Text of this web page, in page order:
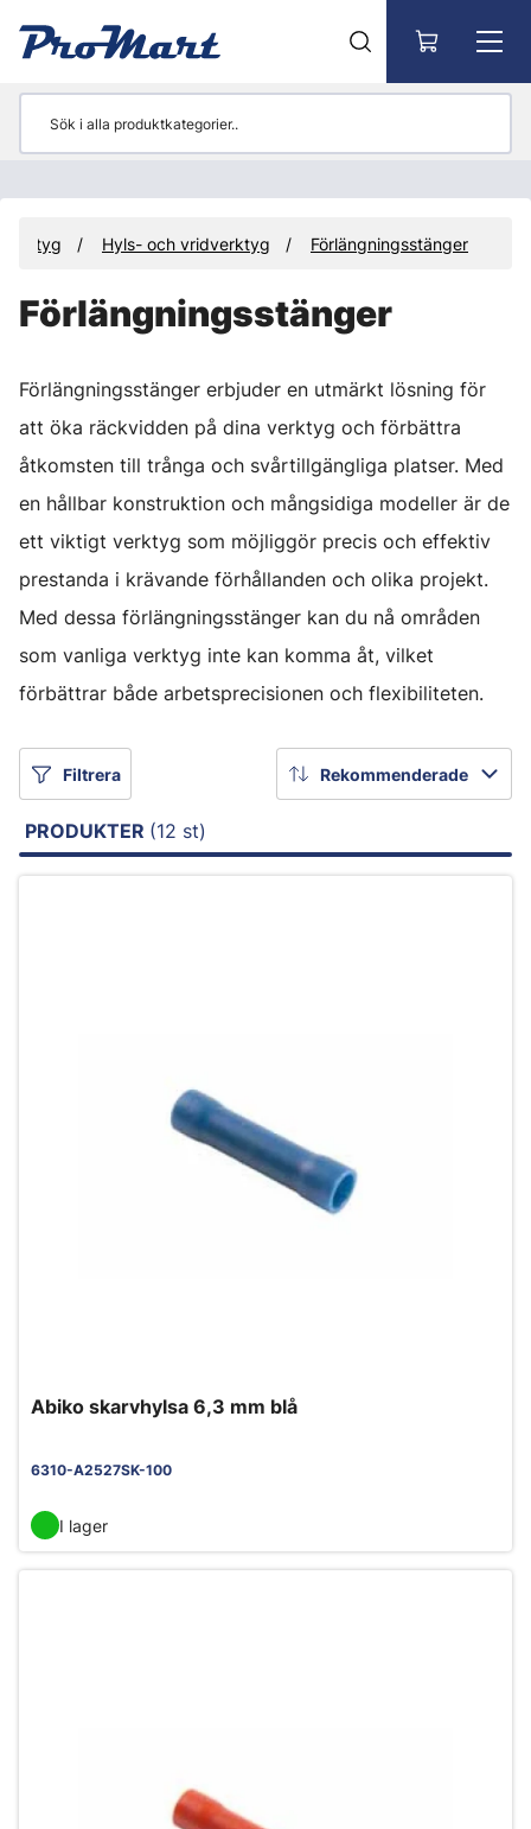
Verktyg Hyls- och vridverktyg Förlängningsstänger
Förlängningsstänger
Förlängningsstänger erbjuder en utmärkt lösning för
att öka räckvidden på dina verktyg och förbättra
åtkomsten till trånga och svårtillgängliga platser. Med
en hållbar konstruktion och mångsidiga modeller är de
ett viktigt verktyg som möjliggör precis och effektiv
prestanda i krävande förhållanden och olika projekt.
Med dessa förlängningsstänger kan du nå områden
som vanliga verktyg inte kan komma åt, vilket
förbättrar både arbetsprecisionen och flexibiliteten.
Filtrera Rekommenderade
PRODUKTER (12 st)
Abiko skarvhylsa 6,3 mm blå
6310-A2527SK-100
I lager